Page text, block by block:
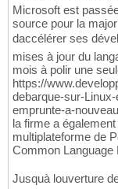
Microsoft est
source pour la
daccélérer ses
mises à jour du
mois à polir une
https://
debarque-sur-
emprunte-a-
la firme a
multiplateforme de
Common Language
Jusquà louverture